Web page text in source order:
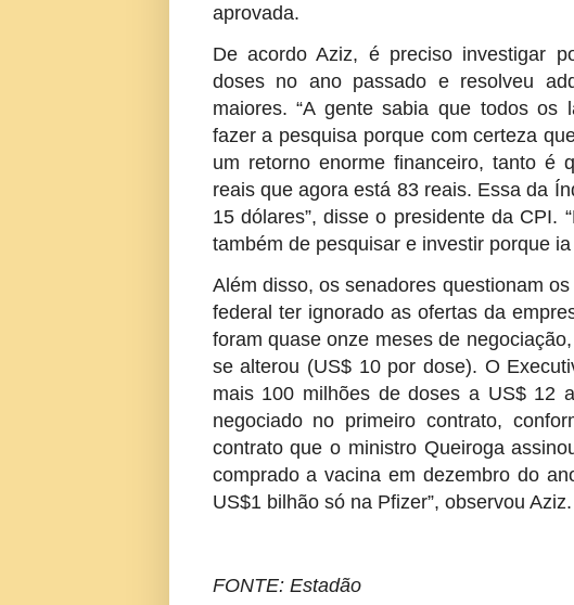
aprovada.
De acordo Aziz, é preciso investigar
doses no ano passado e resolveu
maiores. “A gente sabia que todos os
fazer a pesquisa porque com certeza
um retorno enorme financeiro, tanto é
reais que agora está 83 reais. Essa da
15 dólares”, disse o presidente da CPI.
também de pesquisar e investir porque
Além disso, os senadores questionam
federal ter ignorado as ofertas da
foram quase onze meses de
se alterou (US$ 10 por dose). O
mais 100 milhões de doses a US$ 12
negociado no primeiro contrato,
contrato que o ministro Queiroga
comprado a vacina em dezembro do
US$1 bilhão só na Pfizer”, observou Aziz.
FONTE: Estadão